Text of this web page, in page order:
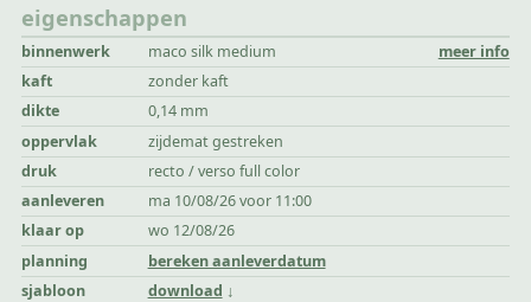
eigenschappen
binnenwerk maco silk medium
meer info
kaft
zonder kaft
dikte
0,14 mm
oppervlak
zijdemat gestreken
druk
recto / verso full color
aanleveren
ma 10/08/26 voor 11:00
klaar op
wo 12/08/26
planning
bereken aanleverdatum
sjabloon
download